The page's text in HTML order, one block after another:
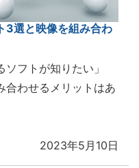
3選と映像を組み合わ
ソフトが知りたい」
合わせるメリットはあ
2023年5月10日